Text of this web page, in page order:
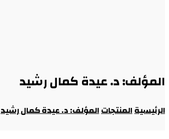
المؤلف: د. عيدة كمال رشيد
الرئيسيةالمنتجاتالمؤلف: د. عيدة كمال رشيد